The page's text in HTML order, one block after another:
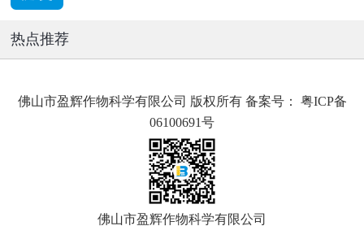
热点推荐
佛山市盈辉作物科学有限公司 版权所有 备案号： 粤ICP备
06100691号
佛山市盈辉作物科学有限公司